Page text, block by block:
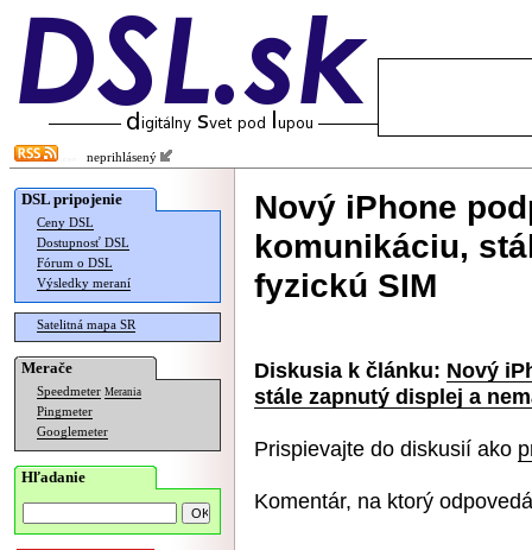
neprihlásený
DSL pripojenie
Ceny DSL
Dostupnosť DSL
Fórum o DSL
Výsledky meraní
Satelitná mapa SR
Merače
Speedmeter Merania
Pingmeter
Googlemeter
Hľadanie
Nový iPhone
komunikáciu,
fyzickú SIM
Diskusia k článku: Nový
stále zapnutý displej a
Prispievajte do diskusií ako
Komentár, na ktorý